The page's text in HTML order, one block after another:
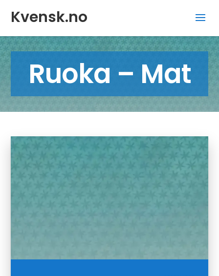
Kvensk.no
Ruoka – Mat